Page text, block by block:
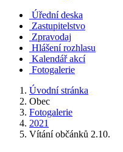
Úřední deska
Zastupitelstvo
Zpravodaj
Hlášení rozhlasu
Kalendář akcí
Fotogalerie
Úvodní stránka
Obec
Fotogalerie
2021
Vítání občánků 2.10.